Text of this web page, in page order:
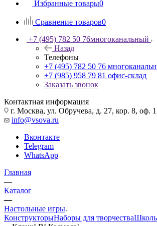
Избранные товары0
Сравнение товаров0
+7 (495) 782 50 76многоканальный
Назад
Телефоны
+7 (495) 782 50 76
+7 (985) 958 79 81 офис-склад
Заказать звонок
Контактная информация
г. Москва, ул. Обручева, д. 27, кор. 8, оф.
info@vsova.ru
Вконтакте
Telegram
WhatsApp
Главная
—
Каталог
—
Настольные игры
КонструкторыНаборы для творчества